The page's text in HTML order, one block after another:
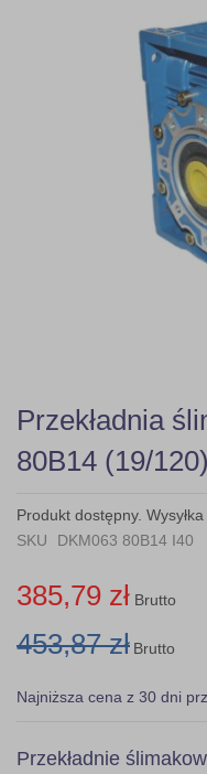
Skip
to
the
beginning
the
images
Przekładnia
80B14 (19/
Produkt dostępny.
SKU
DKM063 80B14 I40
385,79 zł Brutto
453,87 zł Brutto
Najniższa cena z 30 dni
Przekładnie